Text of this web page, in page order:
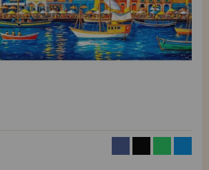
como
casadelpuzzle.com podrás realizar tus compras